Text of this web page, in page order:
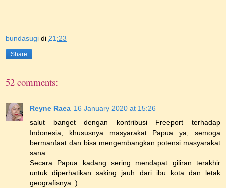
bundasugi di 21:23
Share
52 comments:
Reyne Raea 16 January 2020 at 15:26
salut banget dengan kontribusi Freeport terhadap
Indonesia, khususnya masyarakat Papua ya, semoga
bermanfaat dan bisa mengembangkan potensi masyarakat
sana.
Secara Papua kadang sering mendapat giliran terakhir
untuk diperhatikan saking jauh dari ibu kota dan letak
geografisnya :)